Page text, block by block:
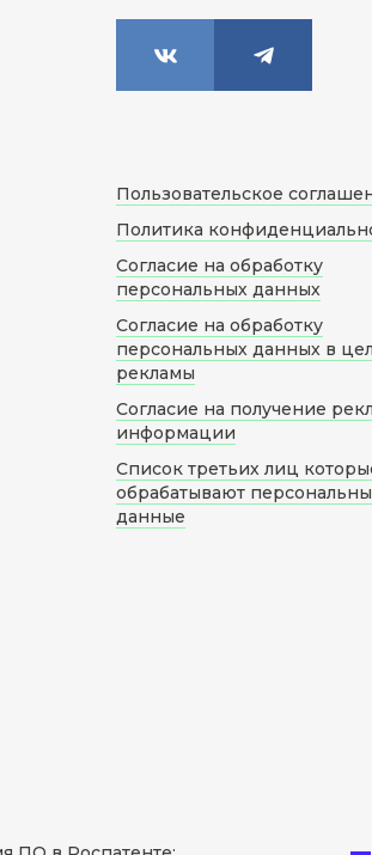
Пользовательское
Политика
Согласие на обработку
персональных данных
Согласие на обработку
персональных данных в
рекламы
Согласие на получение
информации
Список третьих лиц
обрабатывают
данные